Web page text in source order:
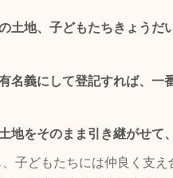
土地、子どもたちきょうだ
名義にして登記すれば、一
地をそのまま引き継がせて
、子どもたちには仲良く支